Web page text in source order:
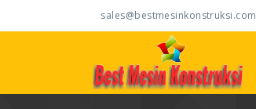
sales@bestmesinkonstruksi.com